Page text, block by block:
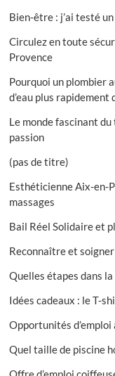
Bien-être : j’ai testé
Circulez en toute
Provence
Pourquoi un plombier
d’eau plus rapidement
Le monde fascinant
passion
(pas de titre)
Esthéticienne Aix-en-
massages
Bail Réel Solidaire et
Reconnaître et soigner
Quelles étapes dans
Idées cadeaux : le T-
Opportunités d’emploi
Quel taille de piscine